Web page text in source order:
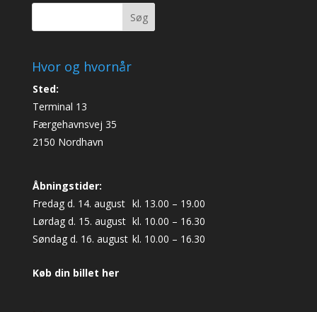
Søg
Hvor og hvornår
Sted:
Terminal 13
Færgehavnsvej 35
2150 Nordhavn
Åbningstider:
Fredag d. 14. august kl. 13.00 – 19.00
Lørdag d. 15. august kl. 10.00 – 16.30
Søndag d. 16. august kl. 10.00 – 16.30
Køb din billet her